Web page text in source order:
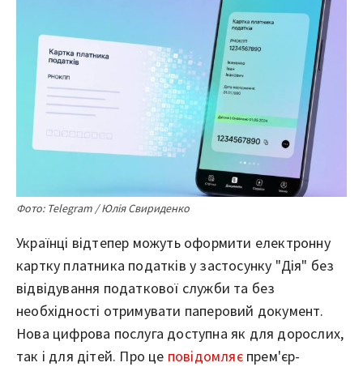
Фото: Telegram / Юлія Свириденко
Українці відтепер можуть оформити електронну
картку платника податків у застосунку "Дія" без
відвідування податкової служби та без
необхідності отримувати паперовий документ.
Нова цифрова послуга доступна як для дорослих,
так і для дітей. Про це повідомляєпрем'єр-